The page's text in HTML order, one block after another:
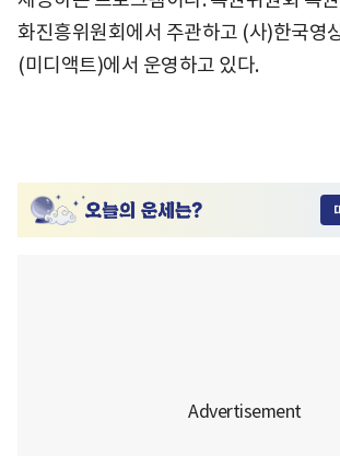
화진흥위원회에서 주관하고 (사)한국영
(미디액트)에서 운영하고 있다.